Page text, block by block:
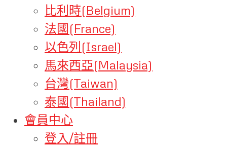
比利時(Belgium)
法國(France)
以色列(Israel)
馬來西亞(Malaysia)
台灣(Taiwan)
泰國(Thailand)
會員中心
登入/註冊